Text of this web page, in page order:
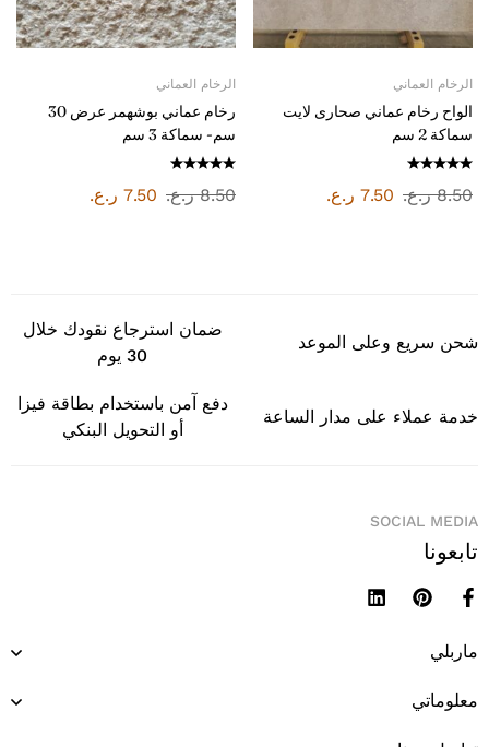
الرخام العماني
الواح رخام عماني صحارى لايت
سماكة 2 سم
8.50 ر.ع. 7.50 ر.ع.
الرخام العماني
رخام عماني بوشهمر عرض 30
سم- سماكة 3 سم
8.50 ر.ع. 7.50 ر.ع.
شحن سريع وعلى الموعد
ضمان استرجاع نقودك خلال
30 يوم
خدمة عملاء على مدار الساعة
دفع آمن باستخدام بطاقة فيزا
أو التحويل البنكي
ماربلي
معلوماتي
SOCIAL MEDIA
تابعونا